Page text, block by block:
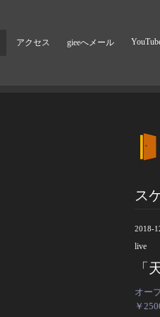
アクセス gieeへメール
ス
2018-
live
「
オー
￥